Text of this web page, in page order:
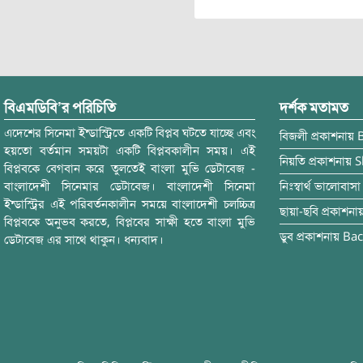
বিএমডিবি’র পরিচিতি
এদেশের সিনেমা ইন্ডাস্ট্রিতে একটি বিপ্লব ঘটতে যাচ্ছে এবং
হয়তো বর্তমান সময়টা একটি বিপ্লবকালীন সময়। এই
বিপ্লবকে বেগবান করে তুলতেই বাংলা মুভি ডেটাবেজ -
বাংলাদেশী সিনেমার ডেটাবেজ। বাংলাদেশী সিনেমা
ইন্ডাস্ট্রির এই পরিবর্তনকালীন সময়ে বাংলাদেশী চলচ্চিত্র
বিপ্লবকে অনুভব করতে, বিপ্লবের সাক্ষী হতে বাংলা মুভি
ডেটাবেজ এর সাথে থাকুন। ধন্যবাদ।
দর্শক মতামত
বিজলী প্রকাশনায়
নিয়তি প্রকাশনায়
নিঃস্বার্থ ভালোবাসা
ছায়া-ছবি
ডুব প্রকাশনায়